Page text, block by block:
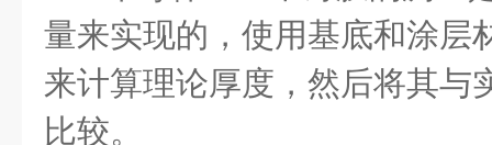
量来实现的，使用基底和涂层
来计算理论厚度，然后将其与
比较。